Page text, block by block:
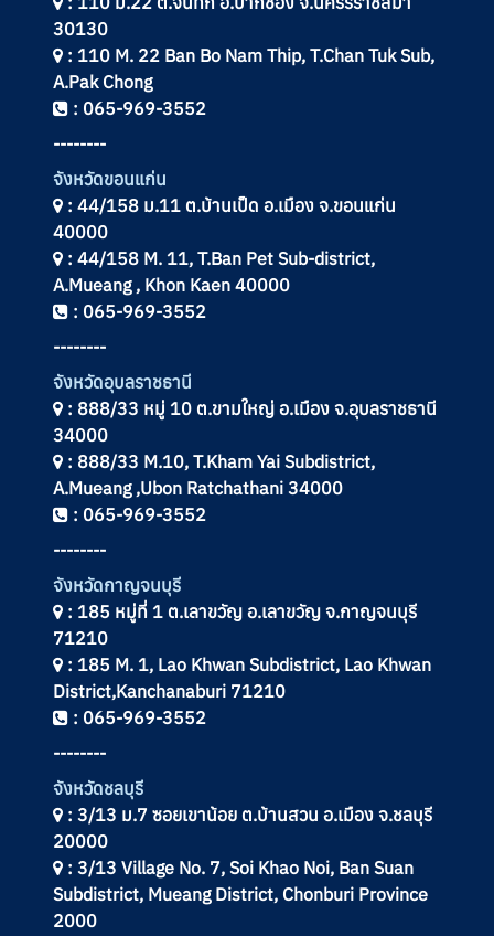
30130
: 110 M. 22 Ban Bo Nam Thip, T.Chan Tuk Sub,
A.Pak Chong
: 065-969-3552
--------
จังหวัดขอนแก่น
: 44/158 ม.11 ต.บ้านเป็ด อ.เมือง จ.ขอนแก่น
40000
: 44/158 M. 11, T.Ban Pet Sub-district,
A.Mueang , Khon Kaen 40000
: 065-969-3552
--------
จังหวัดอุบลราชธานี
: 888/33 หมู่ 10 ต.ขามใหญ่ อ.เมือง จ.อุบลราชธานี
34000
: 888/33 M.10, T.Kham Yai Subdistrict,
A.Mueang ,Ubon Ratchathani 34000
: 065-969-3552
--------
จังหวัดกาญจนบุรี
: 185 หมู่ที่ 1 ต.เลาขวัญ อ.เลาขวัญ จ.กาญจนบุรี
71210
: 185 M. 1, Lao Khwan Subdistrict, Lao Khwan
District,Kanchanaburi 71210
: 065-969-3552
--------
จังหวัดชลบุรี
: 3/13 ม.7 ซอยเขาน้อย ต.บ้านสวน อ.เมือง จ.ชลบุรี
20000
: 3/13 Village No. 7, Soi Khao Noi, Ban Suan
Subdistrict, Mueang District, Chonburi Province
2000